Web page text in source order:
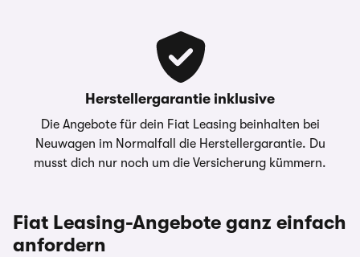
Herstellergarantie inklusive
Die Angebote für dein Fiat Leasing beinhalten bei
Neuwagen im Normalfall die Herstellergarantie. Du
musst dich nur noch um die Versicherung kümmern.
Fiat Leasing-Angebote ganz einfach
anfordern